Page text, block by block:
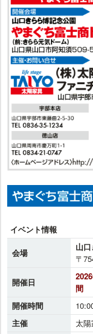
イベント情報
会場
山
〒
開催日
間
開催時間
主催
太